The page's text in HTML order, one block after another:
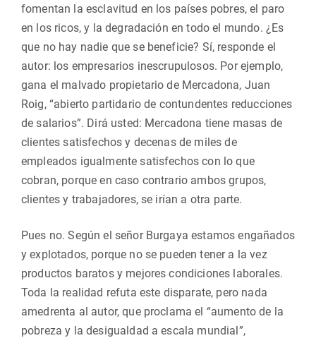
fomentan la esclavitud en los países pobres, el paro
en los ricos, y la degradación en todo el mundo. ¿Es
que no hay nadie que se beneficie? Sí, responde el
autor: los empresarios inescrupulosos. Por ejemplo,
gana el malvado propietario de Mercadona, Juan
Roig, “abierto partidario de contundentes reducciones
de salarios”. Dirá usted: Mercadona tiene masas de
clientes satisfechos y decenas de miles de
empleados igualmente satisfechos con lo que
cobran, porque en caso contrario ambos grupos,
clientes y trabajadores, se irían a otra parte.
Pues no. Según el señor Burgaya estamos engañados
y explotados, porque no se pueden tener a la vez
productos baratos y mejores condiciones laborales.
Toda la realidad refuta este disparate, pero nada
amedrenta al autor, que proclama el “aumento de la
pobreza y la desigualdad a escala mundial”,